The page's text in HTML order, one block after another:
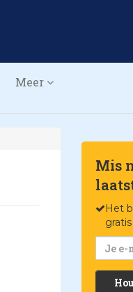
Meer
Mis
Het